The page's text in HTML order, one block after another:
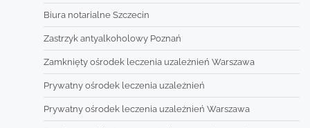
Biura notarialne Szczecin
Zastrzyk antyalkoholowy Poznań
Zamknięty ośrodek leczenia uzależnień Warszawa
Prywatny ośrodek leczenia uzależnień
Prywatny ośrodek leczenia uzależnień Warszawa